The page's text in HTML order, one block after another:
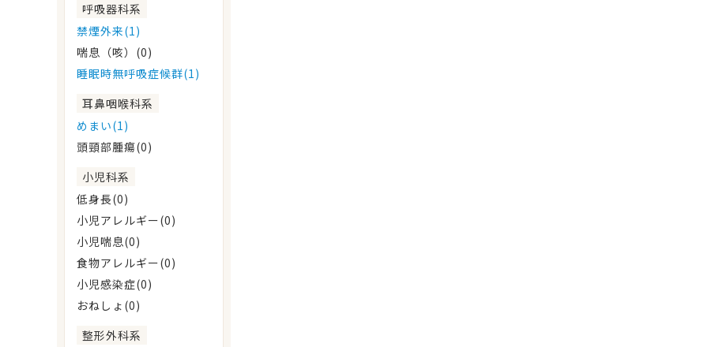
呼吸器科系
禁煙外来(1)
喘息（咳）(0)
睡眠時無呼吸症候群(1)
耳鼻咽喉科系
めまい(1)
頭頸部腫瘍(0)
小児科系
低身長(0)
小児アレルギー(0)
小児喘息(0)
食物アレルギー(0)
小児感染症(0)
おねしょ(0)
整形外科系